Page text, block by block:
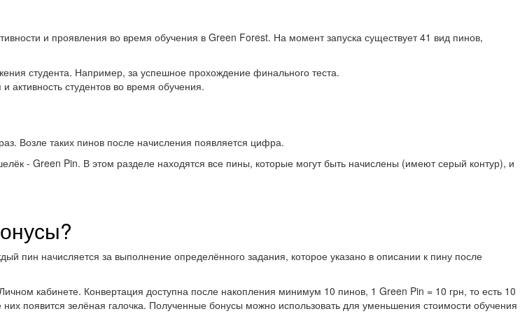
и проявления во время обучения в Green Forest. На момент запуска существует 41 вид пинов,
студента. Например, за успешное прохождение финального теста.
студентов во время обучения.
Возле таких пинов после начисления появляется цифра.
- Green Pin. В этом разделе находятся все пины, которые могут быть начислены (имеют серый контур), и
пин начисляется за выполнение определённого задания, которое указано в описании к пину после
кабинете. Конвертация доступна после накопления минимум 10 пинов, 1 Green Pin = 10 грн, то есть 10
появится зелёная галочка. Полученные бонусы можно использовать для уменьшения стоимости обучения